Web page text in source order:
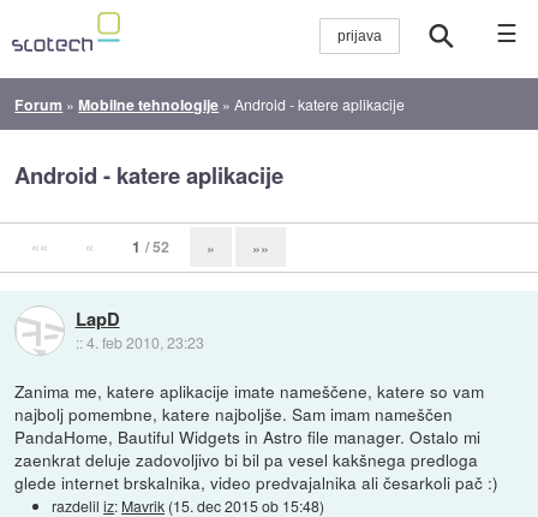
☰
Forum »Mobilne tehnologije »Android - katere aplikacije
Android - katere aplikacije
«« « 1 / 52 » »»
LapD
::4. feb 2010, 23:23
Zanima me, katere aplikacije imate nameščene, katere so vam
najbolj pomembne, katere najboljše. Sam imam nameščen
PandaHome, Bautiful Widgets in Astro file manager. Ostalo mi
zaenkrat deluje zadovoljivo bi bil pa vesel kakšnega predloga
glede internet brskalnika, video predvajalnika ali česarkoli pač :)
razdeliliz: Mavrik (15. dec 2015 ob 15:48)